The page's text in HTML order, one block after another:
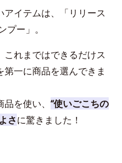
イテムは、「リリース
ー」。
れまではできるだけス
第一に商品を選んできま
を使い、 “使いごこちの
さに驚きました！